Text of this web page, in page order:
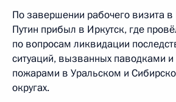
По завершении рабочего визита
Путин прибыл в Иркутск, где
по вопросам ликвидации
ситуаций, вызванных паводками
пожарами в Уральском и
округах.